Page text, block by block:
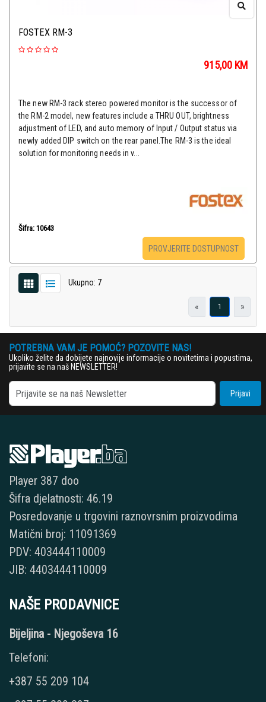
FOSTEX RM-3
915,00 KM
The new RM-3 rack stereo powered monitor is the successor of
the RM-2 model, new features include a THRU OUT, brightness
adjustment of LED, and auto memory of Input / Output status via
newly added DIP switch on the rear panel.The RM-3 is the ideal
solution for monitoring needs in v...
Šifra: 10643
PROVJERITE DOSTUPNOST
Ukupno: 7
« 1 »
POTREBNA VAM JE POMOĆ? POZOVITE NAS!
Ukoliko želite da dobijete najnovije informacije o novitetima i popustima,
prijavite se na naš NEWSLETTER!
Prijavi
Player 387 doo
Šifra djelatnosti: 46.19
Posredovanje u trgovini raznovrsnim proizvodima
Matični broj: 11091369
PDV: 403444110009
JIB: 4403444110009
NAŠE PRODAVNICE
Bijeljina - Njegoševa 16
Telefoni:
+387 55 209 104